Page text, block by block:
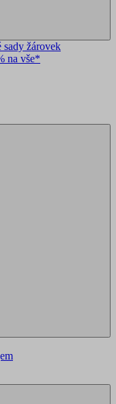
sady žárovek
na vše*